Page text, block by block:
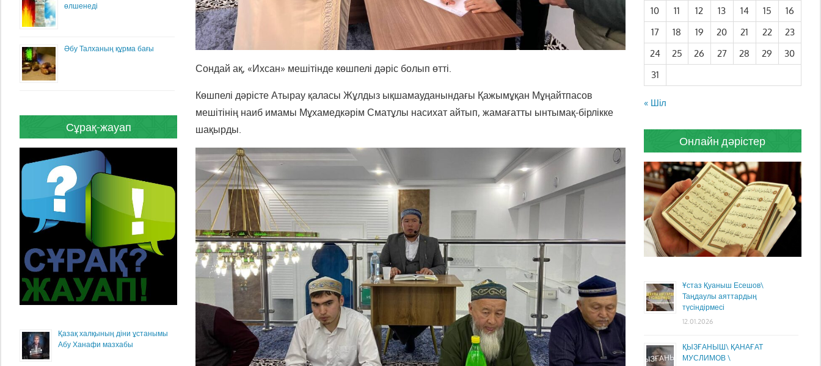
Сондай ақ, «Ихсан» мешітінде көшпелі дәріс болып өтті.
Көшпелі дәрісте Атырау қаласы Жұлдыз ықшамауданындағы Қажымұқан Мұңайтпасов
мешітінің наиб имамы Мұхамедкәрім Сматұлы насихат айтып, жамағатты ынтымақ-бірлікке
шақырды.
өлшенеді
Әбу Талханың құрма бағы
Сұрақ-жауап
Қазақ халқының діни ұстанымы
Абу Ханафи мазхабы
10
11 12 13 14 15
16
17
18 19 20 21 22
23
24
25 26 27 28 29
30
31
« Шіл
Онлайн дәрістер
Ұстаз Қуаныш Есешов\
Таңдаулы аяттардың
түсіндірмесі
12.01.2026
ҚЫЗҒАНЫШ\ ҚАНАҒАТ
МУСЛИМОВ \